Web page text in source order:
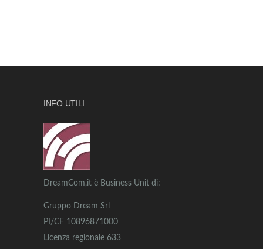
INFO UTILI
DreamCom,it è Business Unit di:
Gruppo Dream Srl
PI/CF 10896871000
Licenza regionale 633